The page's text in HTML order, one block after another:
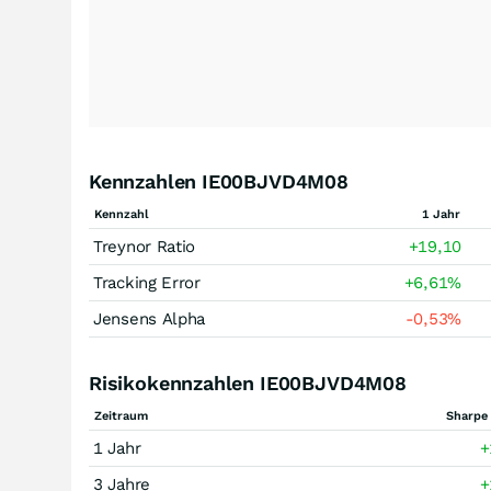
Kennzahlen IE00BJVD4M08
Kennzahl 1 Jahr
Treynor Ratio +19,10
Tracking Error
+6,61%
Jensens Alpha
-0,53%
Risikokennzahlen IE00BJVD4M08
Zeitraum Sharpe
1 Jahr
3 Jahre